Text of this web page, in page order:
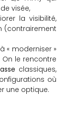
visée,
la visibilité,
(contrairement
« moderniser »
le rencontre
classiques,
où
une optique.